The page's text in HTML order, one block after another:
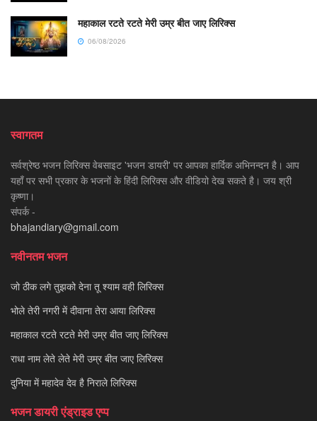
महाकाल रटते रटते मेरी उम्र बीत जाए लिरिक्स
06/08/2026
स्वागतम
सर्वश्रेष्ठ भजन लिरिक्स वेबसाइट 'भजन डायरी' पर आपका हार्दिक अभिनन्दन है। आप
यहाँ पर सभी प्रकार के भजनों के हिंदी लिरिक्स और वीडियो देख सकते है। जय श्री
कृष्णा।
संपर्क -
bhajandiary@gmail.com
नवीनतम भजन
जो ठीक लगे तुझको देना तू श्याम वही लिरिक्स
भोले तेरी नगरी में दीवाना तेरा आया लिरिक्स
महाकाल रटते रटते मेरी उम्र बीत जाए लिरिक्स
राधा नाम लेते लेते मेरी उम्र बीत जाए लिरिक्स
दुनिया में महादेव देव है निराले लिरिक्स
भजन डायरी एंड्राइड एप्प